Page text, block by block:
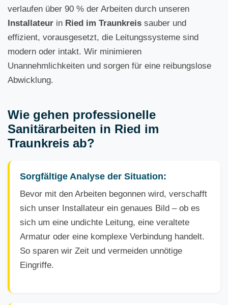
verlaufen über 90 % der Arbeiten durch unseren
Installateur in Ried im Traunkreis sauber und
effizient, vorausgesetzt, die Leitungssysteme sind
modern oder intakt. Wir minimieren
Unannehmlichkeiten und sorgen für eine reibungslose
Abwicklung.
Wie gehen professionelle
Sanitärarbeiten in Ried im
Traunkreis ab?
Sorgfältige Analyse der Situation:
Bevor mit den Arbeiten begonnen wird, verschafft
sich unser Installateur ein genaues Bild – ob es
sich um eine undichte Leitung, eine veraltete
Armatur oder eine komplexe Verbindung handelt.
So sparen wir Zeit und vermeiden unnötige
Eingriffe.